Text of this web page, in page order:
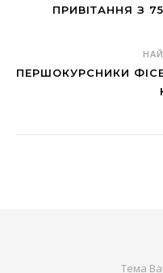
ПРИВІТАННЯ З
ПЕРШОКУРСНИКИ ФІСЕ
Тема